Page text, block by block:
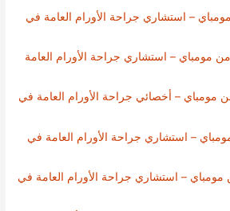
– استشاري جراحة الأورام العامة في
مومباي – استشاري جراحة الأورام العامة
مومباي – أخصائي جراحة الأورام العامة في
– استشاري جراحة الأورام العامة في
مومباي – استشاري جراحة الأورام العامة في